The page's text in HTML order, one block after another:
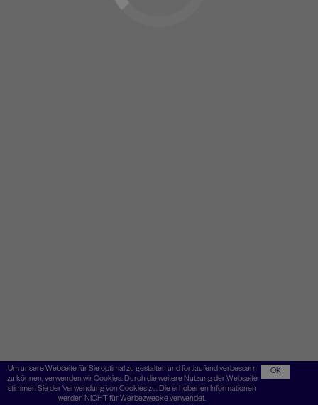
Um unsere Webseite für Sie optimal zu gestalten und fortlaufend verbessern
zu können, verwenden wir Cookies. Durch die weitere Nutzung der Webseite
stimmen Sie der Verwendung von Cookies zu. Die erhobenen Informationen
werden NICHT für Werbezwecke verwendet.
OK